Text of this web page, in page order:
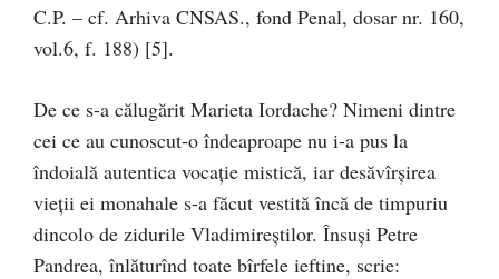
C.P. – cf. Arhiva CNSAS., fond Penal, dosar nr. 160,
vol.6, f. 188) [5].
De ce s-a călugărit Marieta Iordache? Nimeni dintre
cei ce au cunoscut-o îndeaproape nu i-a pus la
îndoială autentica vocaţie mistică, iar desăvîrşirea
vieţii ei monahale s-a făcut vestită încă de timpuriu
dincolo de zidurile Vladimireştilor. Însuşi Petre
Pandrea, înlăturînd toate bîrfele ieftine, scrie: